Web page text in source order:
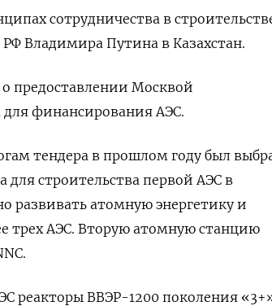
сотрудничества в
Владимира Путина в ​Казахстан.
предоставлении ⁠Москвой
для финансирования ‌АЭС.
тендера в прошлом году был
строительства первой АЭС в
развивать атомную энергетику ​и
‌трех АЭС. Вторую атомную станцию
реакторы ​ВВЭР-1200 поколения